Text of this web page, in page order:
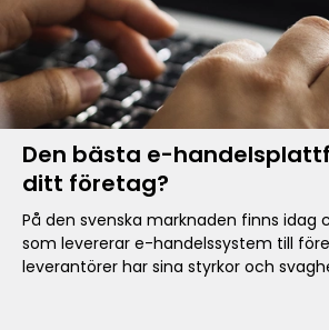
Den bästa e-
ditt företag?
På den svenska marknaden finns idag
som levererar e-handelssystem till
leverantörer har sina styrkor och